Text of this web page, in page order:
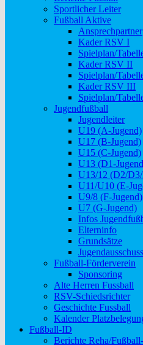
Sportlicher Leiter
Fußball Aktive
Ansprechpartner
Kader RSV I
Spielplan/
Kader RSV II
Spielplan/
Kader RSV III
Spielplan/
Jugendfußball
Jugendleiter
U19 (A-Jugend)
U17 (B-Jugend)
U15 (C-Jugend)
U13 (D1-
U13/12 (D2/
U11/U10 (E-
U9/8 (F-Jugend)
U7 (G-Jugend)
Infos
Elterninfo
Grundsätze
Fußball-Förderverein
Sponsoring
Alte Herren Fussball
RSV-Schiedsrichter
Geschichte Fussball
Kalender
Fußball-ID
Berichte Reha/